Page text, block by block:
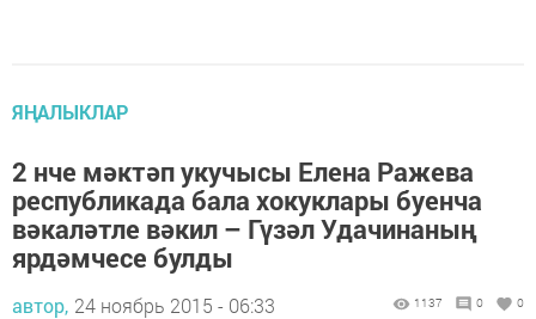
ЯҢАЛЫКЛАР
2 нче мәктәп укучысы Елена Ражева
республикада бала хокуклары буенча
вәкаләтле вәкил – Гүзәл Удачинаның
ярдәмчесе булды
автор, 24 ноябрь 2015 - 06:33 1137 0 0